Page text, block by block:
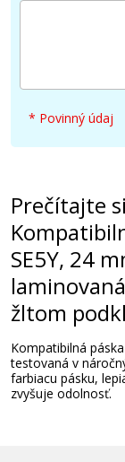
* Povinný údaj
Prečítajte
SE5Y, 24
žltom
Kompatibilná
testovaná v
farbiacu pásku,
zvyšuje odolnosť.